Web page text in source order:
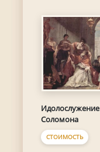
Идолослужение
Соломона
СТОИМОСТЬ